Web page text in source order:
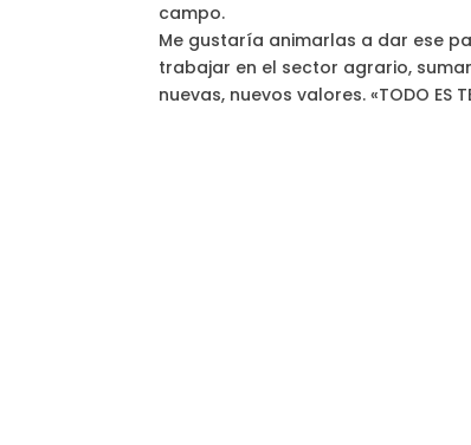
campo.
Me gustaría animarlas a dar ese
trabajar en el sector agrario,
nuevas, nuevos valores. «TODO ES